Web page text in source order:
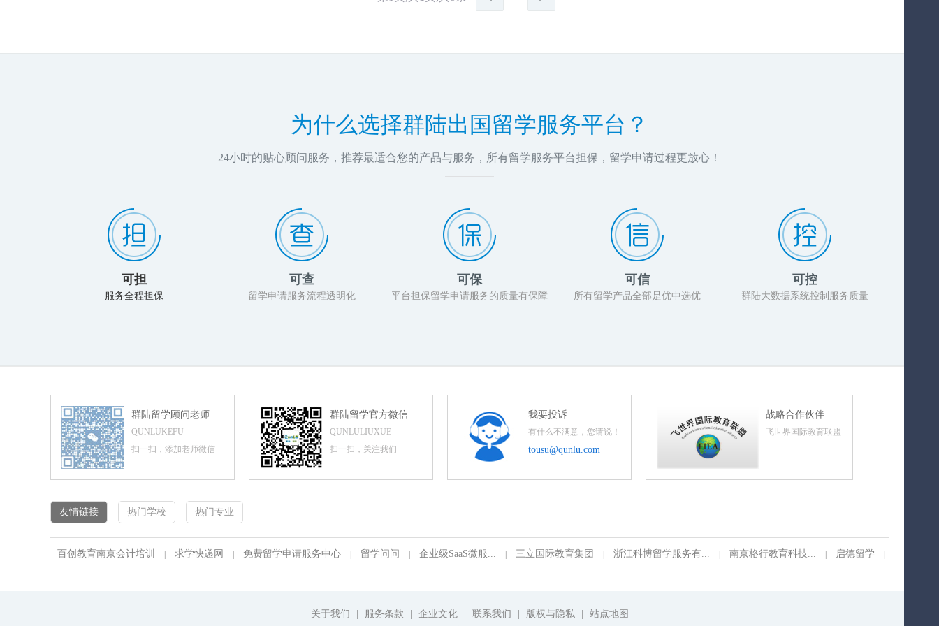
为什么选择群陆出国留学服务平台？
24小时的贴心顾问服务，推荐最适合您的产品与服务，所有留学服务平台担保，留学申请过程更放心！
可担
服务全程担保
可查
留学申请服务流程透明化
可保
平台担保留学申请服务的质量有保障
可信
所有留学产品全部是优中选优
可控
群陆大数据系统控制服务质量
群陆留学顾问老师
QUNLUKEFU
扫一扫，添加老师微信
群陆留学官方微信
QUNLULIUXUE
扫一扫，关注我们
我要投诉
有什么不满意，您请说！
tousu@qunlu.com
战略合作伙伴
飞世界国际教育联盟
友情链接 热门学校 热门专业
百创教育南京会计培训 求学快递网 免费留学申请服务中心 留学问问 企业级SaaS微服... 三立国际教育集团 浙江科博留学服务有... 南京格行教育科技... 启德留学
关于我们 服务条款 企业文化 联系我们 版权与隐私 站点地图